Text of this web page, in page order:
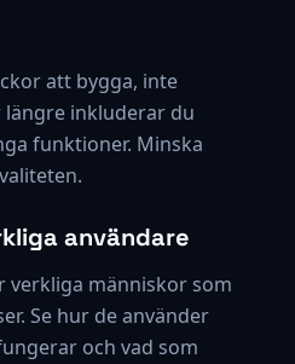
att bygga, inte
längre inkluderar du
funktioner. Minska
användare
verkliga människor som
Se hur de använder
och vad som